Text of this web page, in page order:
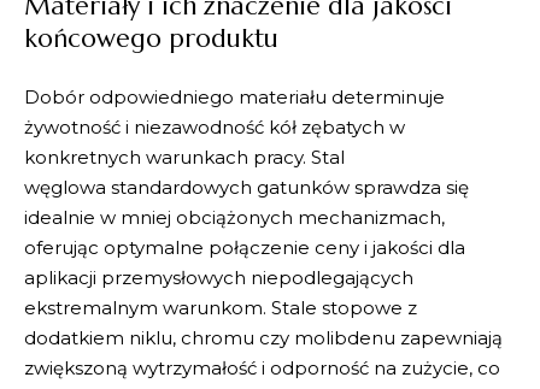
końcowego produktu
Dobór odpowiedniego materiału determinuje
żywotność i niezawodność kół zębatych w
konkretnych warunkach pracy. Stal
węglowa standardowych gatunków sprawdza się
idealnie w mniej obciążonych mechanizmach,
oferując optymalne połączenie ceny i jakości dla
aplikacji przemysłowych niepodlegających
ekstremalnym warunkom. Stale stopowe z
dodatkiem niklu, chromu czy molibdenu zapewniają
zwiększoną wytrzymałość i odporność na zużycie, co